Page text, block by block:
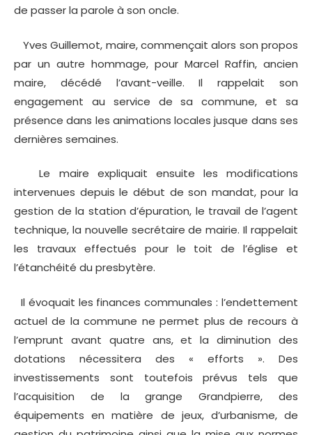
de passer la parole à son oncle.
Yves Guillemot, maire, commençait alors son propos
par un autre hommage, pour Marcel Raffin, ancien
maire, décédé l’avant-veille. Il rappelait son
engagement au service de sa commune, et sa
présence dans les animations locales jusque dans ses
dernières semaines.
Le maire expliquait ensuite les modifications
intervenues depuis le début de son mandat, pour la
gestion de la station d’épuration, le travail de l’agent
technique, la nouvelle secrétaire de mairie. Il rappelait
les travaux effectués pour le toit de l’église et
l’étanchéité du presbytère.
Il évoquait les finances communales : l’endettement
actuel de la commune ne permet plus de recours à
l’emprunt avant quatre ans, et la diminution des
dotations nécessitera des « efforts ». Des
investissements sont toutefois prévus tels que
l’acquisition de la grange Grandpierre, des
équipements en matière de jeux, d’urbanisme, de